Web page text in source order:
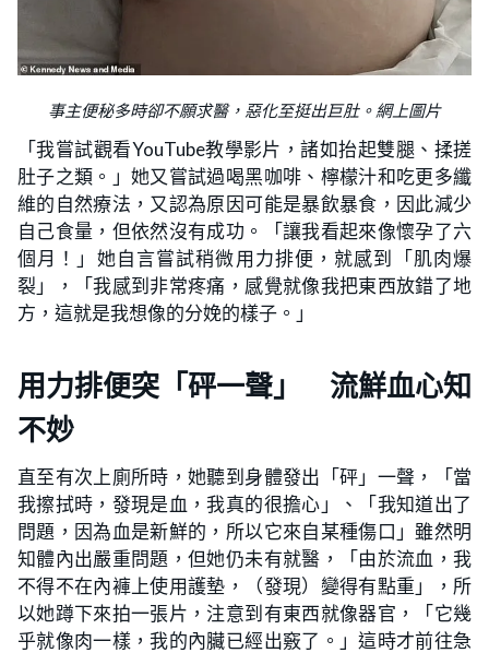
事主便秘多時卻不願求醫，惡化至挺出巨肚。網上圖片
「我嘗試觀看YouTube教學影片，諸如抬起雙腿、揉搓
肚子之類。」她又嘗試過喝黑咖啡、檸檬汁和吃更多纖
維的自然療法，又認為原因可能是暴飲暴食，因此減少
自己食量，但依然沒有成功。「讓我看起來像懷孕了六
個月！」她自言嘗試稍微用力排便，就感到「肌肉爆
裂」，「我感到非常疼痛，感覺就像我把東西放錯了地
方，這就是我想像的分娩的樣子。」
用力排便突「砰一聲」 流鮮血心知
不妙
直至有次上廁所時，她聽到身體發出「砰」一聲，「當
我擦拭時，發現是血，我真的很擔心」、「我知道出了
問題，因為血是新鮮的，所以它來自某種傷口」雖然明
知體內出嚴重問題，但她仍未有就醫，「由於流血，我
不得不在內褲上使用護墊，（發現）變得有點重」，所
以她蹲下來拍一張片，注意到有東西就像器官，「它幾
乎就像肉一樣，我的內臟已經出竅了。」這時才前往急